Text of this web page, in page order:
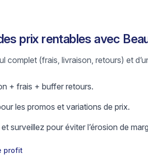
prix rentables avec
complet (frais, livraison, retours) et
+ frais + buffer retours.
les promos et variations de prix.
surveillez pour éviter l’érosion de
profit